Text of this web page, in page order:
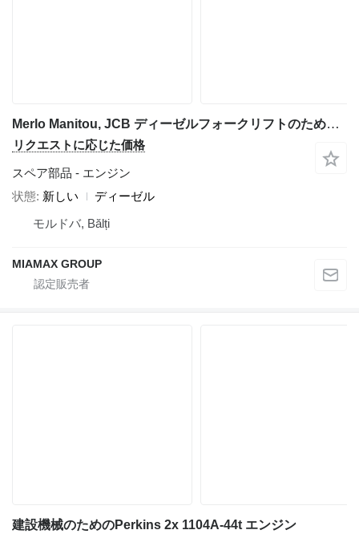
Merlo Manitou, JCB ディーゼルフォークリフトのためのPerkins エンジン
リクエストに応じた価格
スペア部品 - エンジン
状態 新しい
ディーゼル
モルドバ, Bălți
MIAMAX GROUP
建設機械のためのPerkins 2x 1104A-44t エンジン